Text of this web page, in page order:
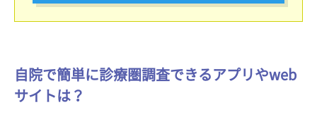
自院で簡単に診療圏調査できるアプリやweb
サイトは？